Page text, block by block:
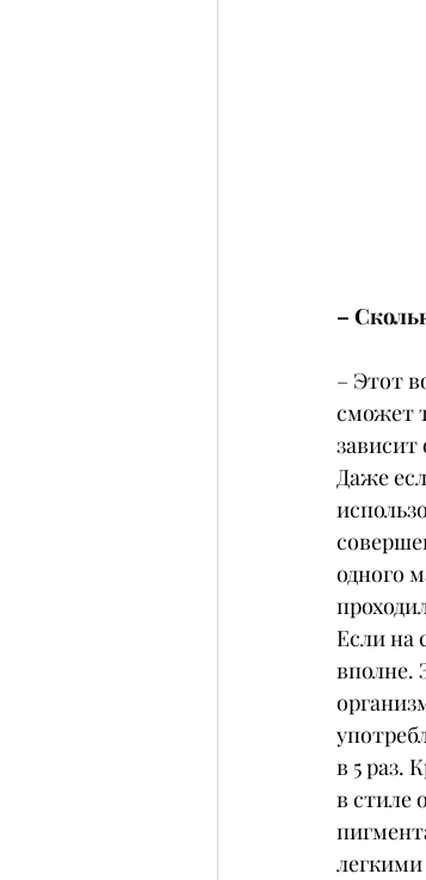
–
– Этот
сможет
Даже
одного
Если на
вполне.
в 5 раз.
в стиле